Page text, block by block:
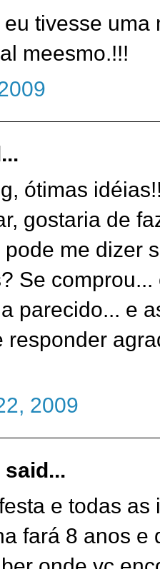
eu tivesse
meesmo.!!!
ótimas
gostaria de
pode me dizer
Se
parecido... e
responder
2009
said...
e todas
fará 8 anos e